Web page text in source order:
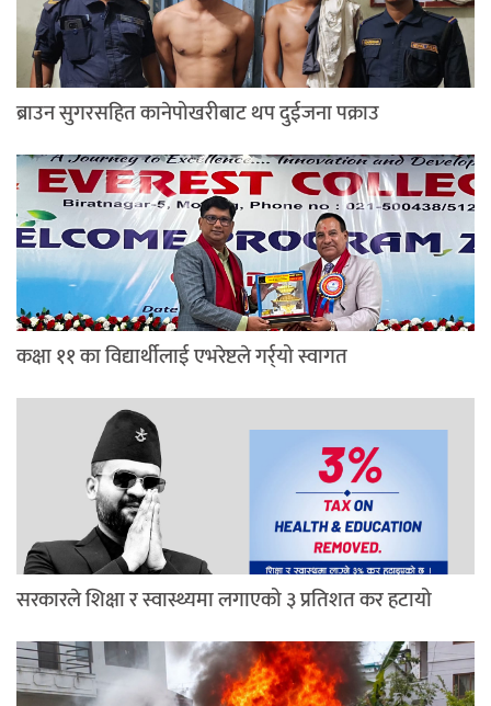
ब्राउन सुगरसहित कानेपोखरीबाट थप दुईजना पक्राउ
कक्षा ११ का विद्यार्थीलाई एभरेष्टले गर्र्यो स्वागत
सरकारले शिक्षा र स्वास्थ्यमा लगाएको ३ प्रतिशत कर हटायो